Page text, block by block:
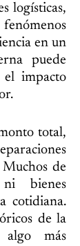
logísticas,
en un
puede
el impacto
total,
Muchos de
bienes
cotidiana.
de la
algo más